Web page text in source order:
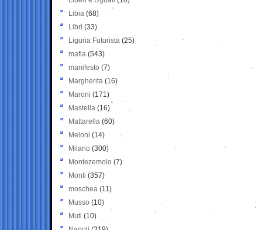
Libia (68)
Libri (33)
Liguria Futurista (25)
mafia (543)
manifesto (7)
Margherita (16)
Maroni (171)
Mastella (16)
Mattarella (60)
Meloni (14)
Milano (300)
Montezemolo (7)
Monti (357)
moschea (11)
Musso (10)
Muti (10)